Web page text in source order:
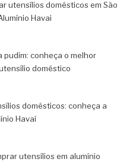
utensílios domésticos em São
Havai
pudim: conheça o melhor
doméstico
domésticos: conheça a
Havaí
utensílios em alumínio